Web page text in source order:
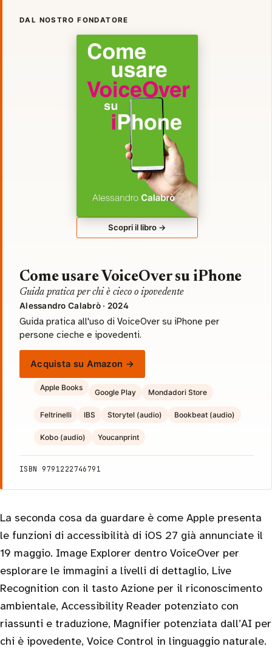
DAL NOSTRO FONDATORE
Scopri il libro →
Come usare VoiceOver su iPhone
Guida pratica per chi è cieco o ipovedente
Alessandro Calabrò · 2024
Guida pratica all'uso di VoiceOver su iPhone per
persone cieche e ipovedenti.
Acquista su Amazon →
Apple Books
Google Play Mondadori Store
Feltrinelli IBS Storytel (audio) Bookbeat (audio)
Kobo (audio) Youcanprint
ISBN 9791222746791
La seconda cosa da guardare è come Apple presenta
le funzioni di accessibilità di iOS 27 già annunciate il
19 maggio. Image Explorer dentro VoiceOver per
esplorare le immagini a livelli di dettaglio, Live
Recognition con il tasto Azione per il riconoscimento
ambientale, Accessibility Reader potenziato con
riassunti e traduzione, Magnifier potenziata dall’AI per
chi è ipovedente, Voice Control in linguaggio naturale.